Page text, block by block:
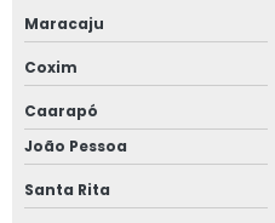
Maracaju
Coxim
Caarapó
João Pessoa
Santa Rita